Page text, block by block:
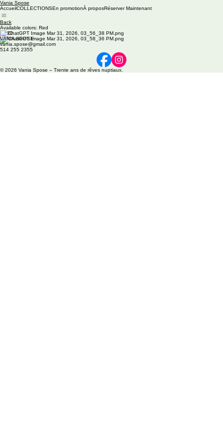
Vania Spose
AccueilCOLLECTIONSEn promotionÀ proposRéserver Maintenant
Back
Available colors: Red
M120
VANIA SPOSE
vania.spose@gmail.com
514 255 2355
© 2026 Vania Spose – Trente ans de rêves nuptiaux.